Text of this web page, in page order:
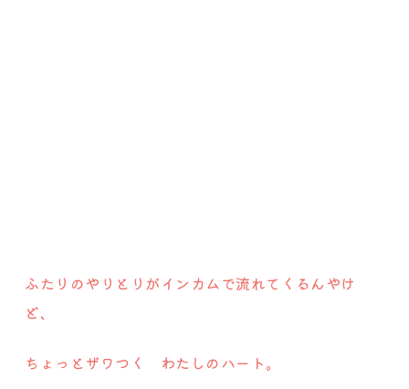
ふたりのやりとりがインカムで流れてくるんやけ
ど、
ちょっとザワつく わたしのハート。